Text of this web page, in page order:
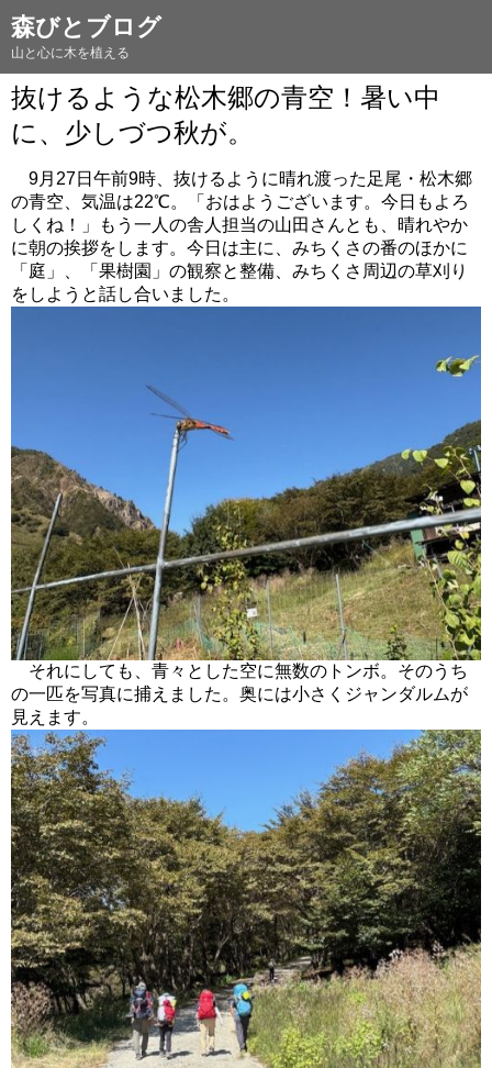
森びとブログ
山と心に木を植える
抜けるような松木郷の青空！暑い中
に、少しづつ秋が。
9月27日午前9時、抜けるように晴れ渡った足尾・松木郷
の青空、気温は22℃。「おはようございます。今日もよろ
しくね！」もう一人の舎人担当の山田さんとも、晴れやか
に朝の挨拶をします。今日は主に、みちくさの番のほかに
「庭」、「果樹園」の観察と整備、みちくさ周辺の草刈り
をしようと話し合いました。
それにしても、青々とした空に無数のトンボ。そのうち
の一匹を写真に捕えました。奥には小さくジャンダルムが
見えます。